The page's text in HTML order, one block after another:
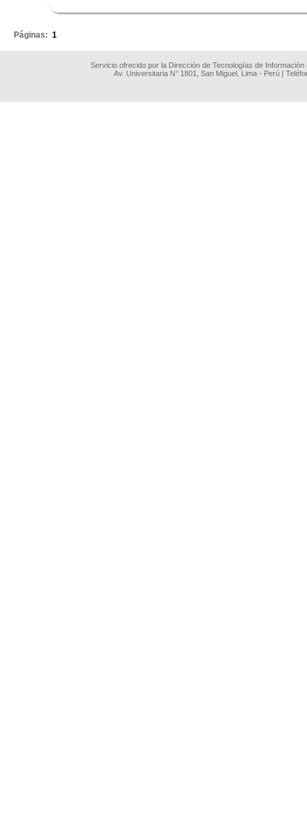
Páginas: 1
Servicio ofrecido por la Dirección de Tecnologías de
Av. Universitaria N° 1801, San Miguel, Lima - Perú |